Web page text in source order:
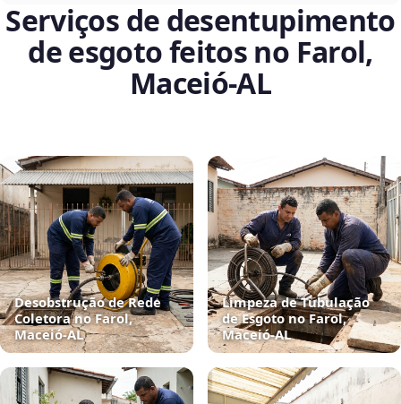
Serviços de desentupimento
de esgoto feitos no Farol,
Maceió‑AL
Desobstrução de Rede
Coletora no Farol,
Maceió‑AL
Limpeza de Tubulação
de Esgoto no Farol,
Maceió‑AL